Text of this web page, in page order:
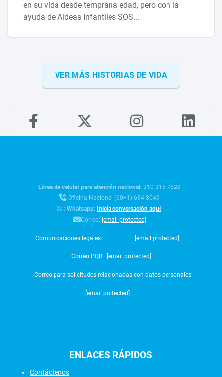
en su vida desde temprana edad, pero con la
ayuda de Aldeas Infantiles SOS...
VER MÁS HISTORIAS DE VIDA
Línea de celular para atención nacional:310 315 7529
Oficina Nacional (60+1) 634-8049
:Whatsapp:Inicia conversación aquí
Correo: [email protected]
Comunicaciones legales: [email protected]
Correo PQR: [email protected]
Correo para solicitudes relacionadas con datos personales:
[email protected]
ENLACES RÁPIDOS
Contáctenos